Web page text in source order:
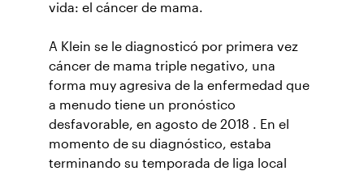
vida: el cáncer de mama.
A Klein se le diagnosticó por primera vez
cáncer de mama triple negativo, una
forma muy agresiva de la enfermedad que
a menudo tiene un pronóstico
desfavorable, en agosto de 2018 . En el
momento de su diagnóstico, estaba
terminando su temporada de liga local